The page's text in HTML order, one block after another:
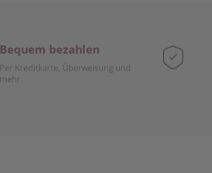
Bequem bezahlen
Per Kreditkarte, Überweisung und
mehr